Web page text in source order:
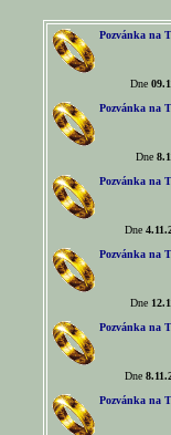
Pozvánka na
Dne
Pozvánka na
Dne
Pozvánka na
Dne
Pozvánka na
Dne
Pozvánka na
Dne
Pozvánka na